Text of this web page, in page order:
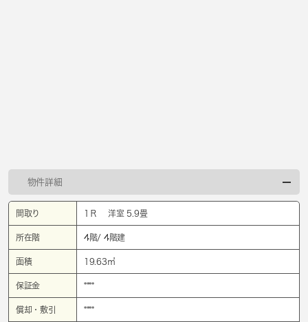
物件詳細
間取り 1Ｒ 洋室 5.9畳
所在階 4階/ 4階建
面積 19.63㎡
保証金 ****
償却・敷引 ****